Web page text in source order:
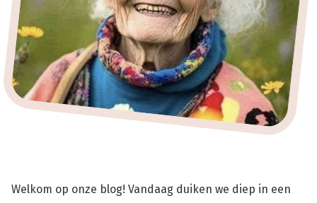
Welkom op onze blog! Vandaag duiken we diep in een